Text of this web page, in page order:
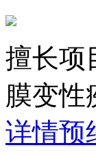
擅长项
膜变性
详情预